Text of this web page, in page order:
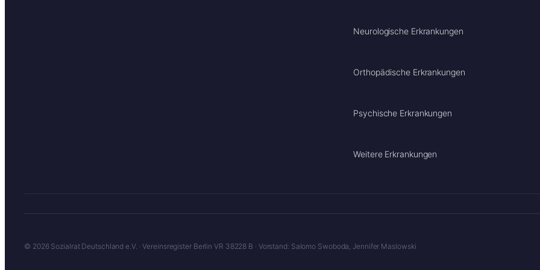
Neurologische Erkrankungen
Orthopädische Erkrankungen
Psychische Erkrankungen
Weitere Erkrankungen
© 2026 Sozialrat Deutschland e.V. · Vereinsregister Berlin VR 38228 B · Vorstand: Salomo Swoboda, Jennifer Maslowski